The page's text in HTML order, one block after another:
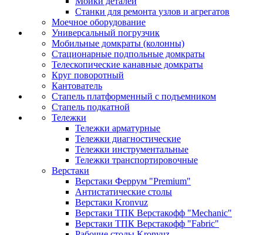
Станки для ремонта узлов и агрегатов
Моечное оборудование
Универсальный погрузчик
Мобильные домкраты (колонны)
Стационарные подпольные домкраты
Телескопические канавные домкраты
Круг поворотный
Кантователь
Стапель платформенный с подъемником
Стапель подкатной
Тележки
Тележки арматурные
Тележки диагностические
Тележки инструментальные
Тележки транспортировочные
Верстаки
Верстаки Феррум "Premium"
Антистатические столы
Верстаки Kronvuz
Верстаки ТПК Верстакофф "Mechanic"
Верстаки ТПК Верстакофф "Fabric"